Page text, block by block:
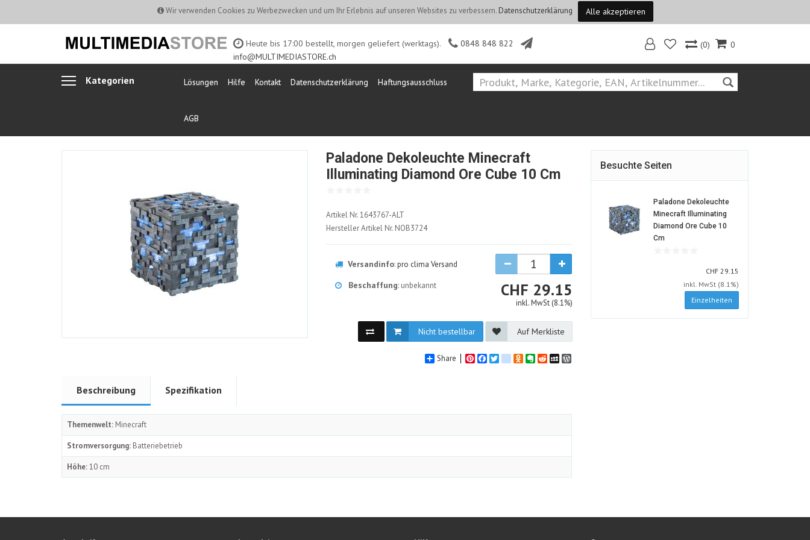
Wir verwenden Cookies zu Werbezwecken und um Ihr Erlebnis auf unseren Websites zu verbessern. Datenschutzerklärung Alle akzeptieren
Heute bis 17:00 bestellt, morgen geliefert (werktags).
0848 848 822
info@MULTIMEDIASTORE.ch
0
(0)
Kategorien Lösungen Hilfe Kontakt Datenschutzerklärung Haftungsausschluss
AGB
Paladone Dekoleuchte Minecraft
Illuminating Diamond Ore Cube 10 Cm
1643767-
ALT
Artikel Nr.1643767-ALT
Hersteller Artikel Nr. NOB3724
Versandinfo:pro clima Versand
Beschaffung: unbekannt CHF CHF
29.15
inkl. MwSt (8.1%)
Nicht bestellbar Auf Merkliste
Share PinterestFacebook
Twittergoogle_bookmarks
Odnoklassniki
Evernote
RedditMySpaceWordPress
Beschreibung Spezifikation
Themenwelt: Minecraft
Stromversorgung: Batteriebetrieb
Höhe:10 cm
Besuchte Seiten
Paladone Dekoleuchte
Minecraft Illuminating
Diamond Ore Cube 10
Cm1643767-
CHF CHF
29.15
inkl. MwSt (8.1%)
Einzelheiten